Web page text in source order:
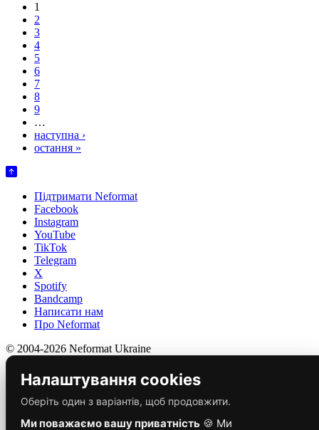
1
2
3
4
5
6
7
8
9
…
наступна ›
остання »
Підтримати Neformat
Facebook
Instagram
YouTube
TikTok
Telegram
X
Spotify
Bandcamp
Написати нам
Про Neformat
© 2004-2026 Neformat Ukraine
Налаштування cookies
Оберіть один з варіантів, щоб продовжити.
Ми поважаємо вашу приватність 🍪 Ми